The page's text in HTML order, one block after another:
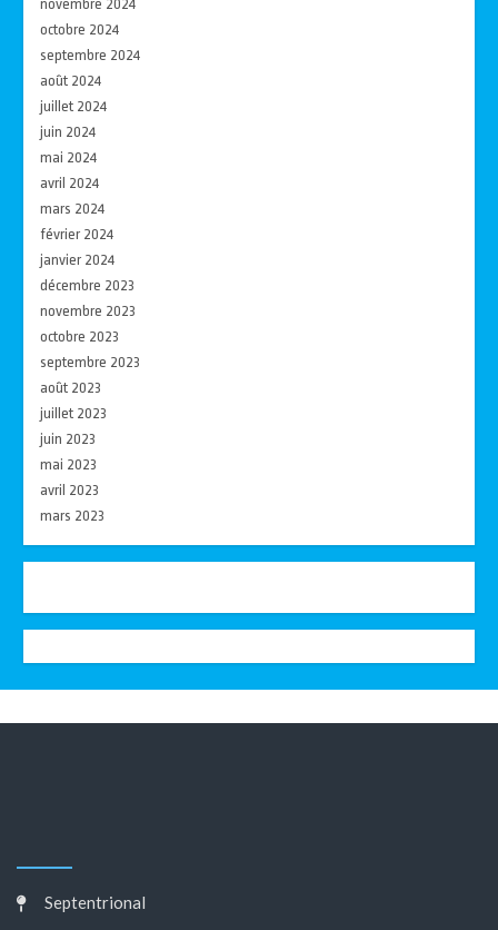
novembre 2024
octobre 2024
septembre 2024
août 2024
juillet 2024
juin 2024
mai 2024
avril 2024
mars 2024
février 2024
janvier 2024
décembre 2023
novembre 2023
octobre 2023
septembre 2023
août 2023
juillet 2023
juin 2023
mai 2023
avril 2023
mars 2023
Septentrional